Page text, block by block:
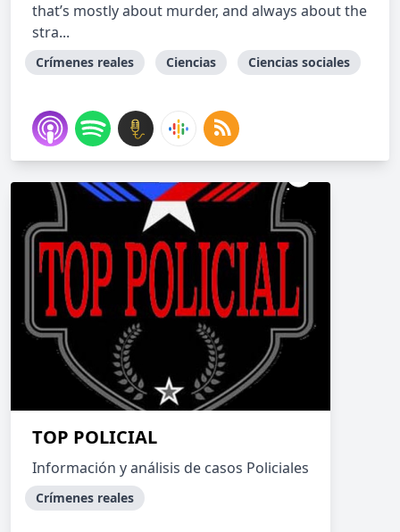
that’s mostly about murder, and always about the
stra...
Crímenes reales Ciencias Ciencias sociales
TOP POLICIAL
Información y análisis de casos Policiales
Crímenes reales